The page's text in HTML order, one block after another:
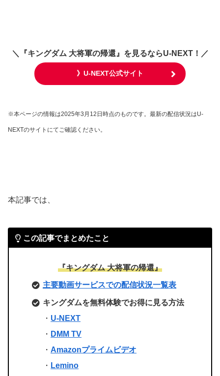
＼ 『キングダム 大将軍の帰還』 を見るならU-NEXT！／
》U-NEXT公式サイト
※本ページの情報は2025年3月12日 時点のものです。最新の配信状況はU-
NEXTのサイトにてご確認ください。
本記事では、
この記事でまとめたこと
『キングダム 大将軍の帰還』
主要動画サービスでの配信状況一覧表
キングダムを無料体験でお得に見る方法
・ U-NEXT
・ DMM TV
・ Amazonプライムビデオ
・ Lemino